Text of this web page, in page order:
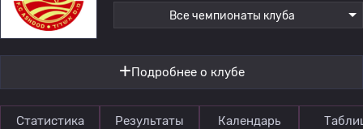
Все чемпионаты клуба
Подробнее о клубе
Статистика Результаты Календарь